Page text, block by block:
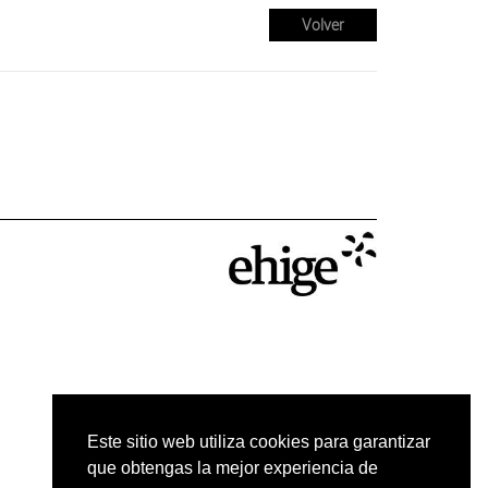
Este sitio web utiliza cookies para garantizar
que obtengas la mejor experiencia de
Volver